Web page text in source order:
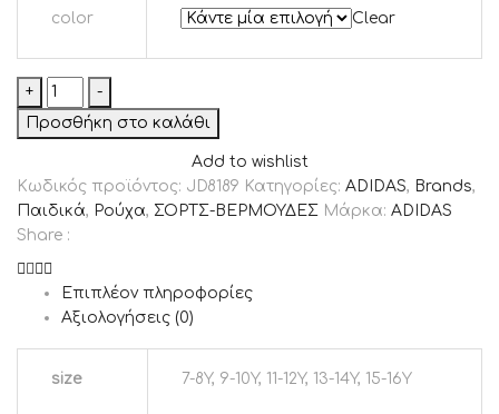
color Clear
+
-
Προσθήκη στο καλάθι
Add to wishlist
Κωδικός προϊόντος: JD8189 Κατηγορίες: ADIDAS, Brands,
Παιδικά, Ρούχα, ΣΟΡΤΣ-ΒΕΡΜΟΥΔΕΣ Μάρκα: ADIDAS
Share :
Επιπλέον πληροφορίες
Αξιολογήσεις (0)
size 7-8Y, 9-10Y, 11-12Y, 13-14Y, 15-16Y